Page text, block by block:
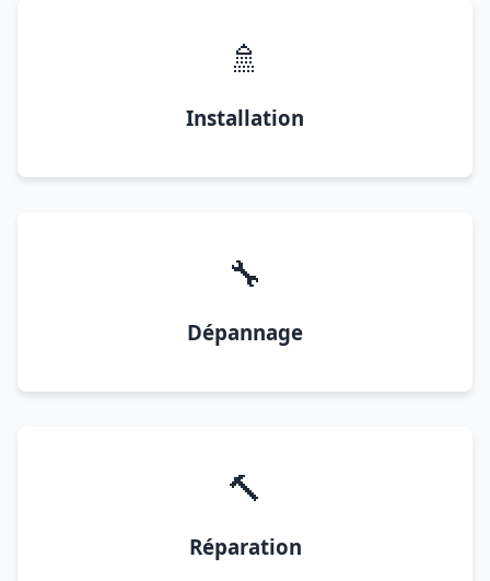
🚿
Installation
🔧
Dépannage
🔨
Réparation